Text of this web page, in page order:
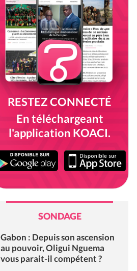
RESTEZ CONNECTÉ
En téléchargeant
l'application KOACI.
SONDAGE
Gabon : Depuis son ascension
au pouvoir, Oligui Nguema
vous parait-il compétent ?